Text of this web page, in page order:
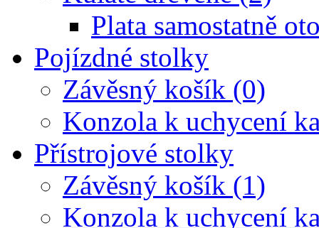
Plata samostatně
Pojízdné stolky
Závěsný košík (0)
Konzola k uchycení
Přístrojové stolky
Závěsný košík (1)
Konzola k uchycení